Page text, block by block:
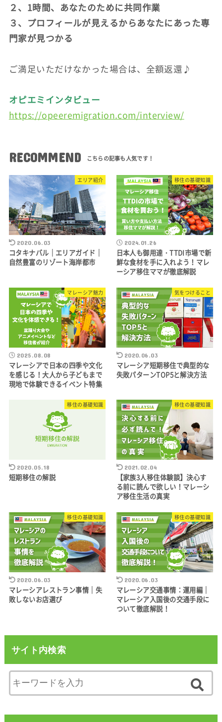
２、1時間、あなたのために共同作業
３、プロフィールが見えるからあなたにあった専
門家が見つかる
ご満足いただけなかった場合は、全額返還♪
オピエミインタビュー
https://opeeremigration.com/interview/
RECOMMEND
エリア紹介
2020.06.03
コタキナバル｜エリアガイド｜
自然豊富のリゾート海岸都市
移住の基礎知識
2024.01.26
日本人も御用達・TTDI市場で新
鮮な食材を手に入れよう！マレ
ーシア移住ママが徹底解説
マレーシア魅力
2025.08.08
マレーシアで日本の四季や文化
を感じる！大人から子どもまで
現地で体験できるイベント特集
気をつけること
2020.06.03
マレーシア短期移住で典型的な
失敗パターンTOP5と解決方法
移住の基礎知識
2020.05.18
短期移住の解説
移住の基礎知識
2021.02.04
【家族3人移住体験談】決心す
る前に読んで欲しい！マレーシ
ア移住生活の真実
移住の基礎知識
2020.06.03
マレーシアレストラン事情｜失
敗しないお店選び
移住の基礎知識
2020.06.03
マレーシア交通事情：運用編｜
マレーシア入国後の交通手段に
ついて徹底解説！
サイト内検索